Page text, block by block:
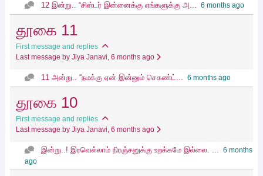
12 இன்று.. “சிஸ்டர் இன்னைக்கு எங்களுக்கு அ... 6 months ago
தூகை 11
First message and replies
Last message by Jiya Janavi, 6 months ago
11 அன்று.. “நமக்கு ஏன் இன்னும் செகண்ட்... 6 months ago
தூகை 10
First message and replies
Last message by Jiya Janavi, 6 months ago
இன்று..! இரவெல்லாம் நிரஞ்சனுக்கு உறக்கமே இல்லை. ... 6 months
ago